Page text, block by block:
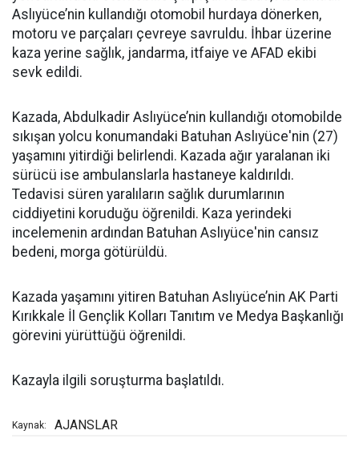
Aslıyüce’nin kullandığı otomobil hurdaya dönerken,
motoru ve parçaları çevreye savruldu. İhbar üzerine
kaza yerine sağlık, jandarma, itfaiye ve AFAD ekibi
sevk edildi.
Kazada, Abdulkadir Aslıyüce’nin kullandığı otomobilde
sıkışan yolcu konumandaki Batuhan Aslıyüce'nin (27)
yaşamını yitirdiği belirlendi. Kazada ağır yaralanan iki
sürücü ise ambulanslarla hastaneye kaldırıldı.
Tedavisi süren yaralıların sağlık durumlarının
ciddiyetini koruduğu öğrenildi. Kaza yerindeki
incelemenin ardından Batuhan Aslıyüce'nin cansız
bedeni, morga götürüldü.
Kazada yaşamını yitiren Batuhan Aslıyüce’nin AK Parti
Kırıkkale İl Gençlik Kolları Tanıtım ve Medya Başkanlığı
görevini yürüttüğü öğrenildi.
Kazayla ilgili soruşturma başlatıldı.
Kaynak: AJANSLAR